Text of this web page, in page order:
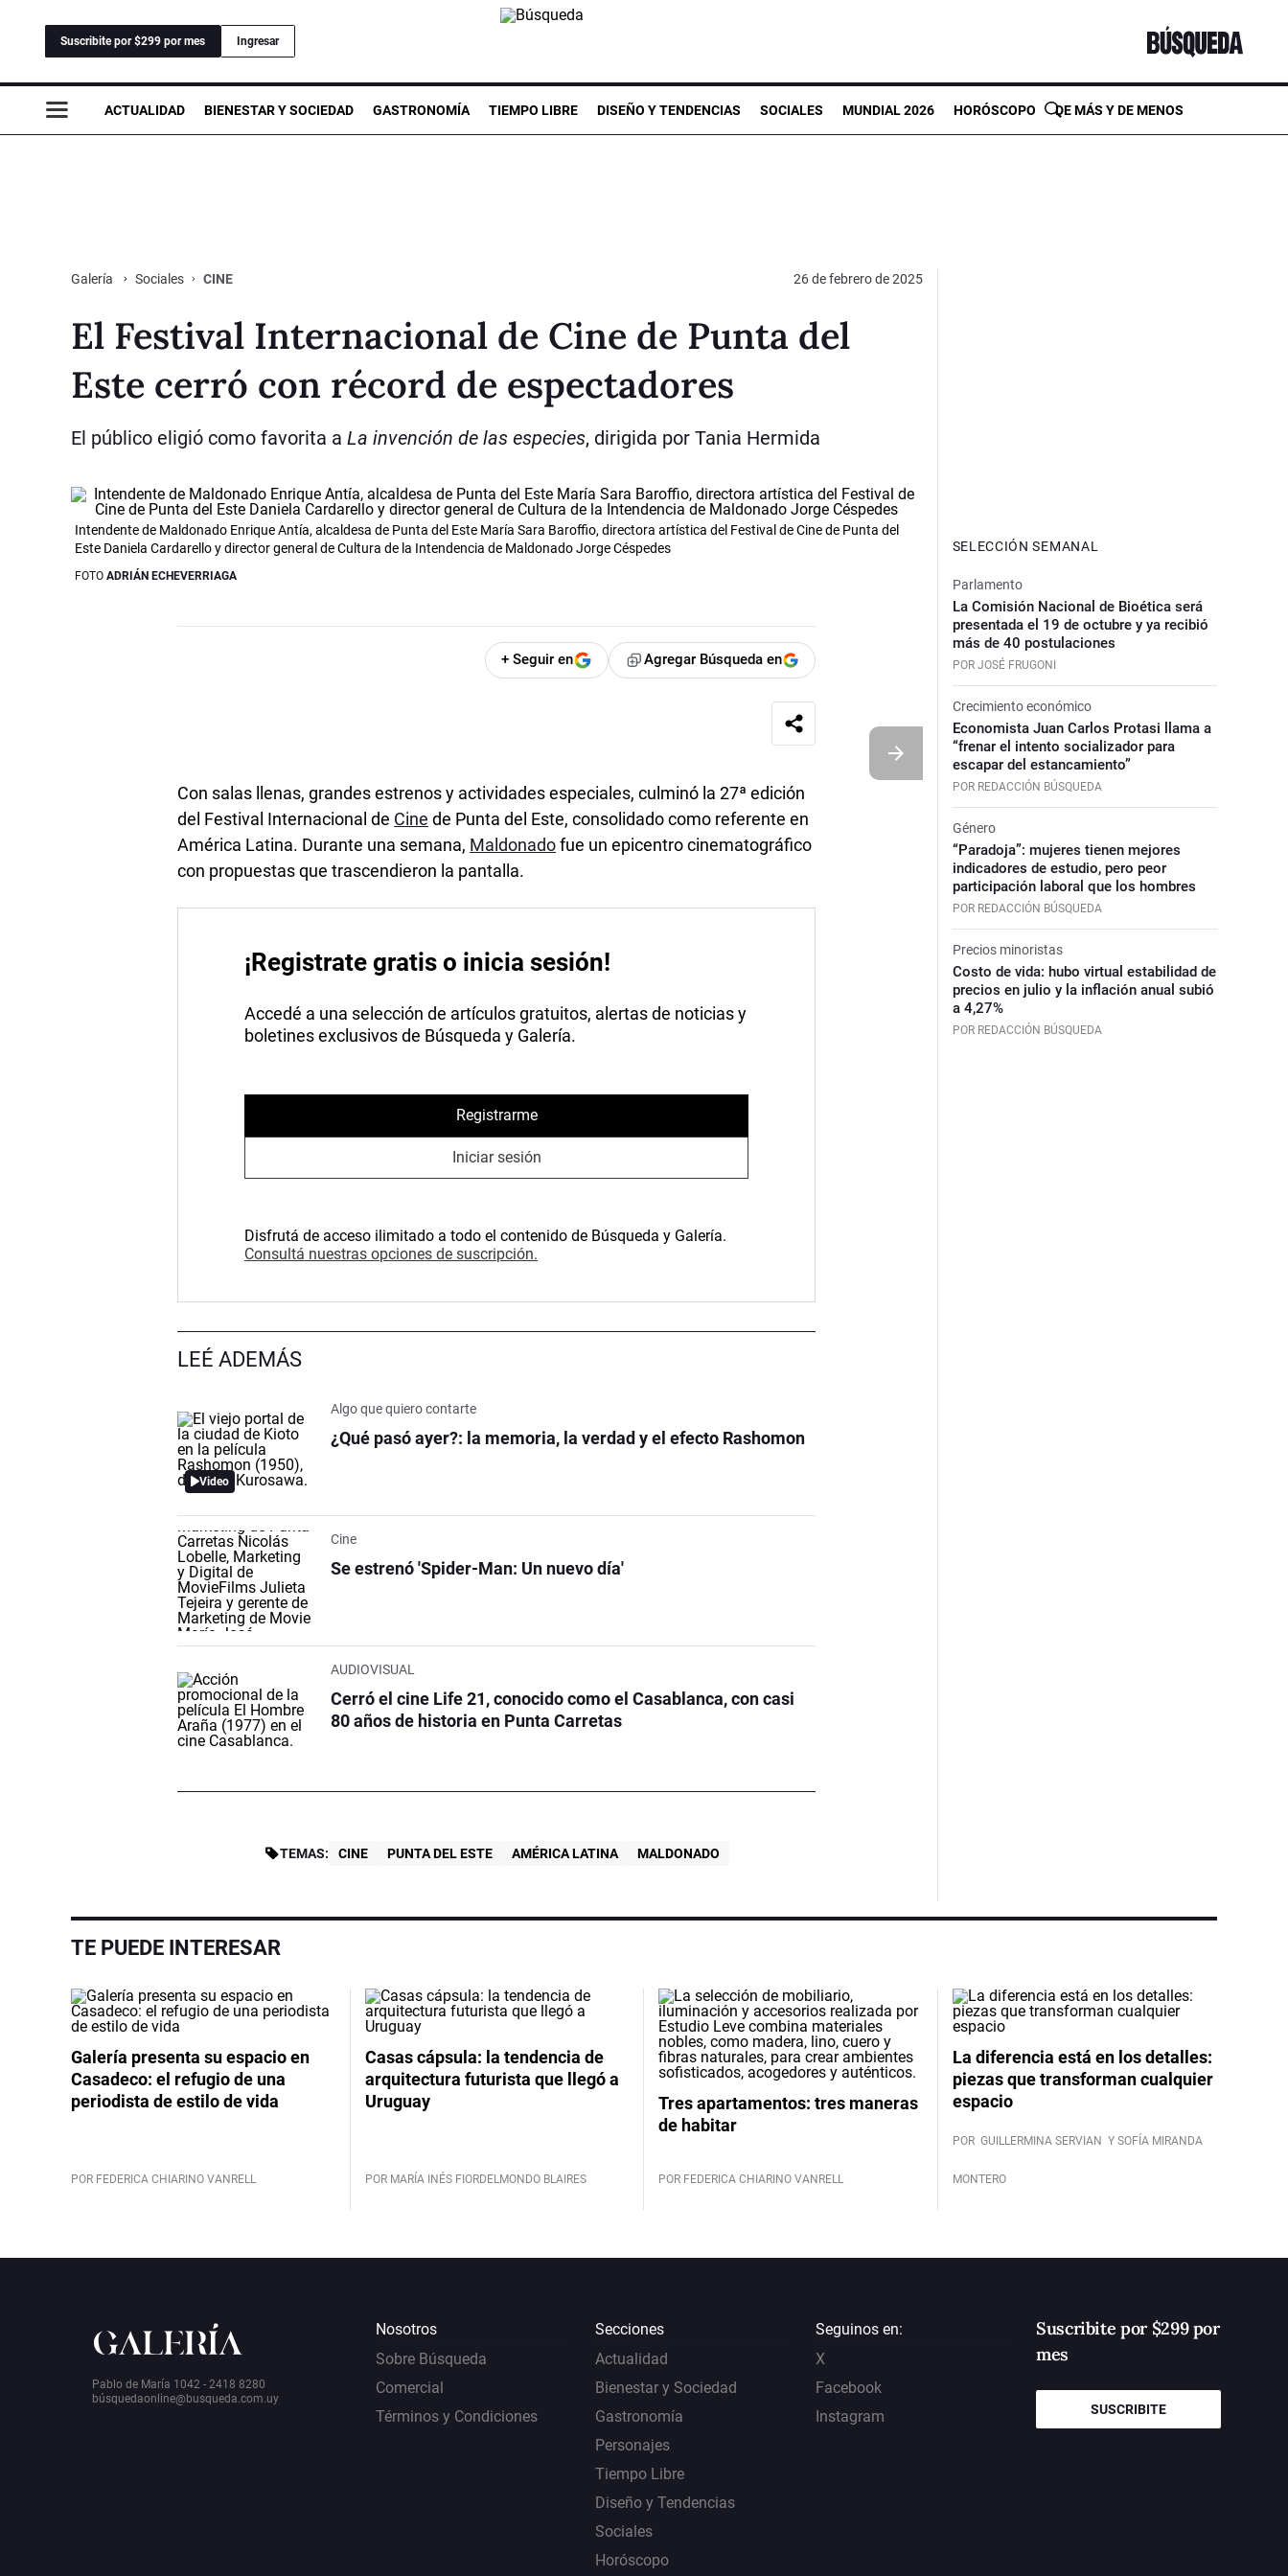
Suscribite por $299 por mes Ingresar
ACTUALIDAD BIENESTAR Y SOCIEDAD GASTRONOMÍA TIEMPO LIBRE DISEÑO Y TENDENCIAS SOCIALES MUNDIAL 2026 HORÓSCOPO DE MÁS Y DE MENOS
Galería Sociales CINE 26 de febrero de 2025
El Festival Internacional de Cine de Punta del
Este cerró con récord de espectadores
El público eligió como favorita a La invención de las especies, dirigida por Tania Hermida
Intendente de Maldonado Enrique Antía, alcaldesa de Punta del Este María Sara Baroffio, directora artística del Festival de Cine de Punta del
Este Daniela Cardarello y director general de Cultura de la Intendencia de Maldonado Jorge Céspedes
FOTO ADRIÁN ECHEVERRIAGA
+ Seguir en Agregar Búsqueda en
Con salas llenas, grandes estrenos y actividades especiales, culminó la 27ª edición
del Festival Internacional de Cine de Punta­ del Este, consolidado como referente en
América­ Latina. Durante una semana, Maldonadofue un epicentro cinematográfico
con propuestas que trascendieron la pantalla.
¡Registrate gratis o inicia sesión!
Accedé a una selección de artículos gratuitos, alertas de noticias y
boletines exclusivos de Búsqueda y Galería.
Registrarme
Iniciar sesión
Disfrutá de acceso ilimitado a todo el contenido de Búsqueda y Galería.
Consultá nuestras opciones de suscripción.
LEÉ ADEMÁS
Video
Algo que quiero contarte
¿Qué pasó ayer?: la memoria, la verdad y el efecto Rashomon
Cine
Se estrenó 'Spider-Man: Un nuevo día'
AUDIOVISUAL
Cerró el cine Life 21, conocido como el Casablanca, con casi
80 años de historia en Punta Carretas
TEMAS: CINE PUNTA DEL ESTE AMÉRICA LATINA MALDONADO
SELECCIÓN SEMANAL
Parlamento
La Comisión Nacional de Bioética será
presentada el 19 de octubre y ya recibió
más de 40 postulaciones
POR JOSÉ FRUGONI
Crecimiento económico
Economista Juan Carlos Protasi llama a
“frenar el intento socializador para
escapar del estancamiento”
POR REDACCIÓN BÚSQUEDA
Género
“Paradoja”: mujeres tienen mejores
indicadores de estudio, pero peor
participación laboral que los hombres
POR REDACCIÓN BÚSQUEDA
Precios minoristas
Costo de vida: hubo virtual estabilidad de
precios en julio y la inflación anual subió
a 4,27%
POR REDACCIÓN BÚSQUEDA
TE PUEDE INTERESAR
Galería presenta su espacio en
Casadeco: el refugio de una
periodista de estilo de vida
POR FEDERICA CHIARINO VANRELL
Casas cápsula: la tendencia de
arquitectura futurista que llegó a
Uruguay
POR MARÍA INÉS FIORDELMONDO BLAIRES
Tres apartamentos: tres maneras
de habitar
POR FEDERICA CHIARINO VANRELL
La diferencia está en los detalles:
piezas que transforman cualquier
espacio
POR GUILLERMINA SERVIAN Y SOFÍA MIRANDA
MONTERO
Pablo de María 1042 - 2418 8280
búsquedaonline@busqueda.com.uy
Nosotros
Sobre Búsqueda
Comercial
Términos y Condiciones
Secciones
Actualidad
Bienestar y Sociedad
Gastronomía
Personajes
Tiempo Libre
Diseño y Tendencias
Sociales
Horóscopo
Seguinos en:
X
Facebook
Instagram
Suscribite por $299 por
mes
SUSCRIBITE